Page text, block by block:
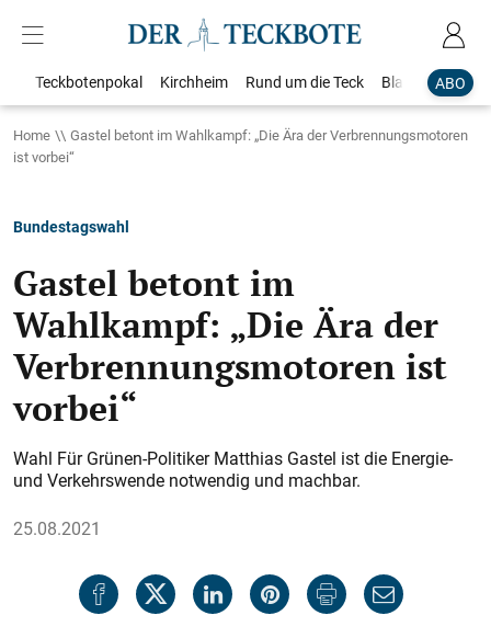
ABO
Teckbotenpokal Kirchheim Rund um die Teck Blaulicht
Home
Gastel betont im Wahlkampf: „Die Ära der Verbrennungsmotoren
ist vorbei“
Bundestagswahl
Gastel betont im
Wahlkampf: „Die Ära der
Verbrennungsmotoren ist
vorbei“
Wahl Für Grünen-Politiker Matthias Gastel ist die Energie-
und Verkehrswende notwendig und machbar.
25.08.2021